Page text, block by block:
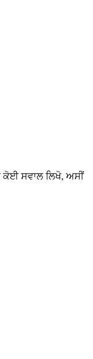
ਕੋਈ ਸਵਾਲ ਲਿਖੋ, ਅਸੀਂ